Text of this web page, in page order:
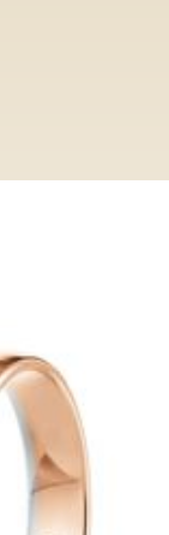
eine
Von
höchste